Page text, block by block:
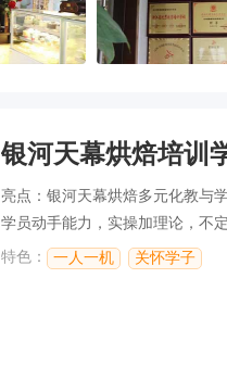
银河天幕烘焙培训
亮点：银河天幕烘焙多元化教与
学员动手能力，实操加理论，不
力。
特色： 一人一机 关怀学子